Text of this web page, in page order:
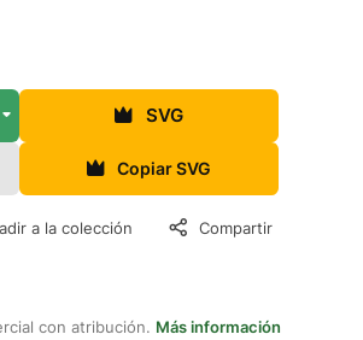
SVG
Copiar SVG
a la colección Compartir
con atribución. Más información